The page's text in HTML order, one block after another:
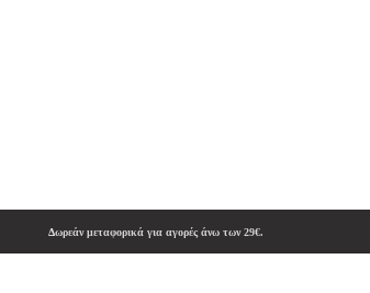
Δωρεάν μεταφορικά για αγορές άνω των 29€.